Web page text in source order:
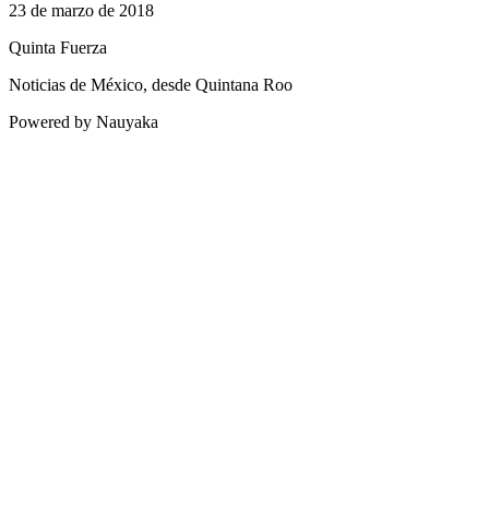
23 de marzo de 2018
Quinta Fuerza
Noticias de México, desde Quintana Roo
Powered by Nauyaka